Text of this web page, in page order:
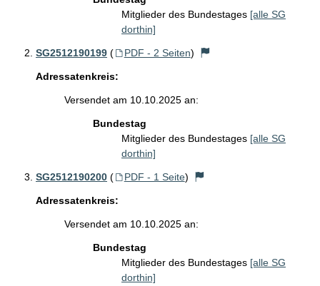
Mitglieder des Bundestages [alle SG
dorthin]
SG2512190199 ( PDF - 2 Seiten)
Adressatenkreis:
Versendet am 10.10.2025 an:
Bundestag
Mitglieder des Bundestages [alle SG
dorthin]
SG2512190200 ( PDF - 1 Seite)
Adressatenkreis:
Versendet am 10.10.2025 an:
Bundestag
Mitglieder des Bundestages [alle SG
dorthin]